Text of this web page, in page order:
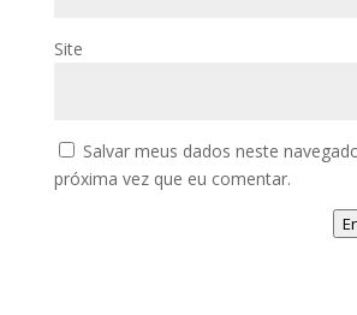
Site
Salvar meus dados neste
próxima vez que eu comentar.